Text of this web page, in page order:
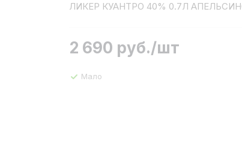
ЛИКЕР КУАНТРО 40% 0.7Л
2 690 руб./шт
Мало